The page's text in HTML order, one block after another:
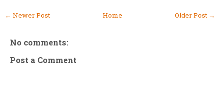
← Newer Post Older Post →
Home
No comments:
Post a Comment